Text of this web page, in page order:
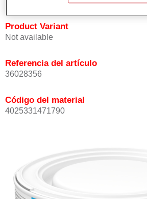
Product Variant
Not available
Referencia del artículo
36028356
Código del material
4025331471790